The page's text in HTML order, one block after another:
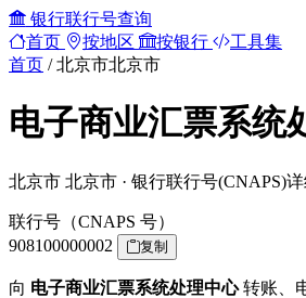
银行联行号查询
首页
按地区 按银行
工具集
首页 / 北京市北京市
电子商业汇票系统
北京市 北京市 · 银行联行号(CNAPS)
联行号（CNAPS 号）
908100000002
复制
向 电子商业汇票系统处理中心转账、